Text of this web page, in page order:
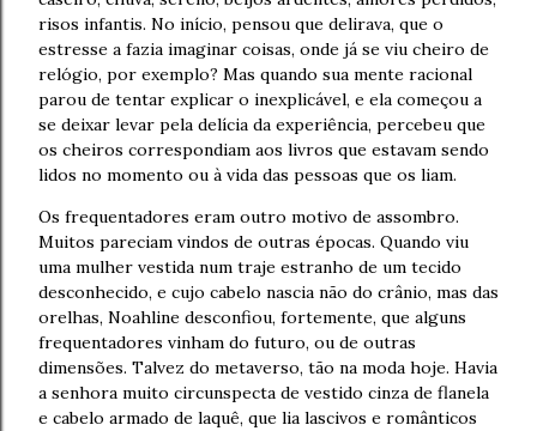
risos infantis. No início, pensou que delirava, que o
estresse a fazia imaginar coisas, onde já se viu cheiro de
relógio, por exemplo? Mas quando sua mente racional
parou de tentar explicar o inexplicável, e ela começou a
se deixar levar pela delícia da experiência, percebeu que
os cheiros correspondiam aos livros que estavam sendo
lidos no momento ou à vida das pessoas que os liam.
Os frequentadores eram outro motivo de assombro.
Muitos pareciam vindos de outras épocas. Quando viu
uma mulher vestida num traje estranho de um tecido
desconhecido, e cujo cabelo nascia não do crânio, mas das
orelhas, Noahline desconfiou, fortemente, que alguns
frequentadores vinham do futuro, ou de outras
dimensões. Talvez do metaverso, tão na moda hoje. Havia
a senhora muito circunspecta de vestido cinza de flanela
e cabelo armado de laquê, que lia lascivos e românticos